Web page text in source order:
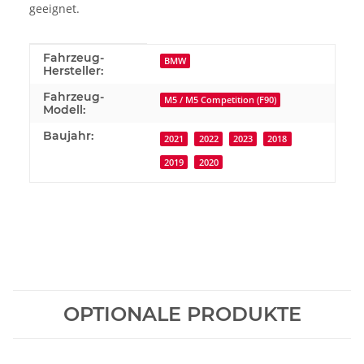
geeignet.
Produkteigenschaft
Wert
Fahrzeug-
Hersteller:
BMW
Fahrzeug-
Modell:
M5 / M5 Competition (F90)
Baujahr: 2021 2022 2023 2018
2019 2020
OPTIONALE PRODUKTE